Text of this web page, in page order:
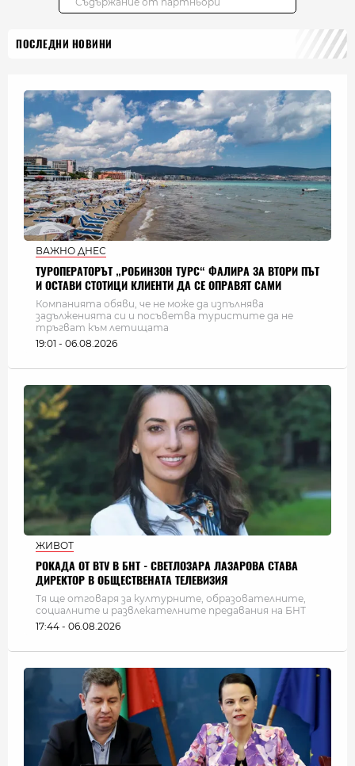
ПОСЛЕДНИ НОВИНИ
ВАЖНО ДНЕС
ТУРОПЕРАТОРЪТ „РОБИНЗОН ТУРС“ ФАЛИРА ЗА ВТОРИ ПЪТ
И ОСТАВИ СТОТИЦИ КЛИЕНТИ ДА СЕ ОПРАВЯТ САМИ
Компанията обяви, че не може да изпълнява
задълженията си и посъветва туристите да не
тръгват към летищата
19:01 - 06.08.2026
ЖИВОТ
РОКАДА ОТ BTV В БНТ - СВЕТЛОЗАРА ЛАЗАРОВА СТАВА
ДИРЕКТОР В ОБЩЕСТВЕНАТА ТЕЛЕВИЗИЯ
Тя ще отговаря за културните, образователните,
социалните и развлекателните предавания на БНТ
17:44 - 06.08.2026